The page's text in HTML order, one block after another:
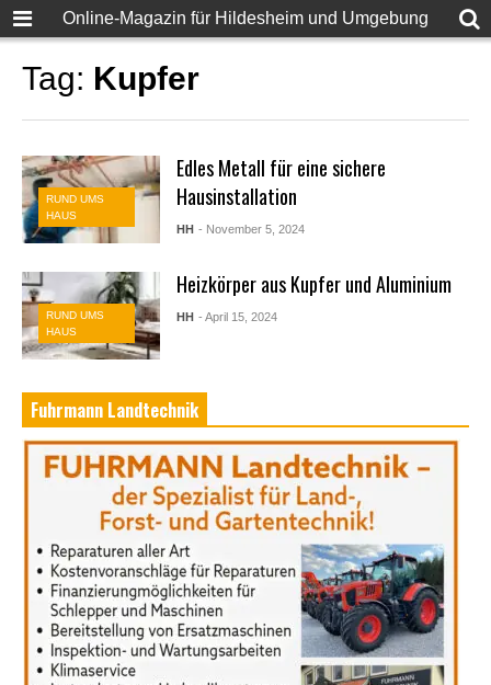
Online-Magazin für Hildesheim und Umgebung
Tag: Kupfer
RUND UMS
HAUS
Edles Metall für eine sichere
Hausinstallation
HH - November 5, 2024
RUND UMS
HAUS
Heizkörper aus Kupfer und Aluminium
HH - April 15, 2024
Fuhrmann Landtechnik